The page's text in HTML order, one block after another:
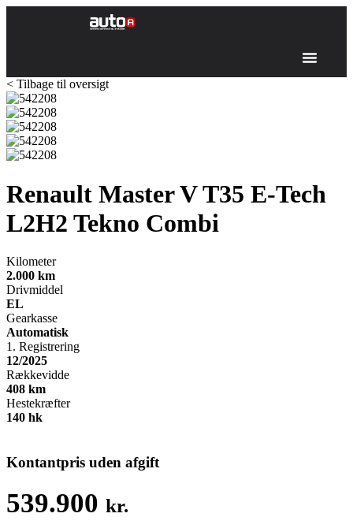
< Tilbage til oversigt
Renault Master V T35 E-Tech
L2H2 Tekno Combi
Kilometer
2.000 km
Drivmiddel
EL
Gearkasse
Automatisk
1. Registrering
12/2025
Rækkevidde
408 km
Hestekræfter
140 hk
Kontantpris uden afgift
539.900 kr.